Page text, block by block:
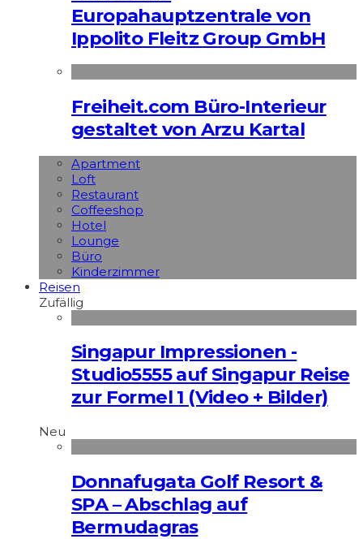
Europahauptzentrale von
Ippolito Fleitz Group GmbH
Freiheit.com Büro-Interieur
gestaltet von Arzu Kartal
Apart­ment
Loft
Restaurant
Coffeeshop
Hotel
Lounge
Büro
Kinderzimmer
Reisen
Zufällig
Singapur Impressionen -
Studio5555 auf Singapur Reise
zur Formel 1 (Video + Bilder)
Neu
Donnafugata Golf Resort &
SPA – Abschlag auf
Bermudagras